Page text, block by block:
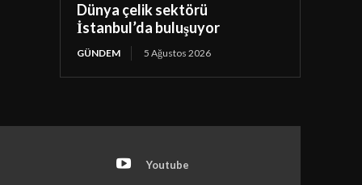
Dünya çelik sektörü
İstanbul’da buluşuyor
GÜNDEM 5 Ağustos 2026
Youtube